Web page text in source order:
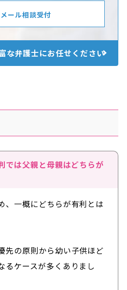
メール相談受付
な弁護士にお任せください
では父親と母親はどちらが
、一概にどちらが有利とは
先の原則から幼い子供ほど
るケースが多くありまし